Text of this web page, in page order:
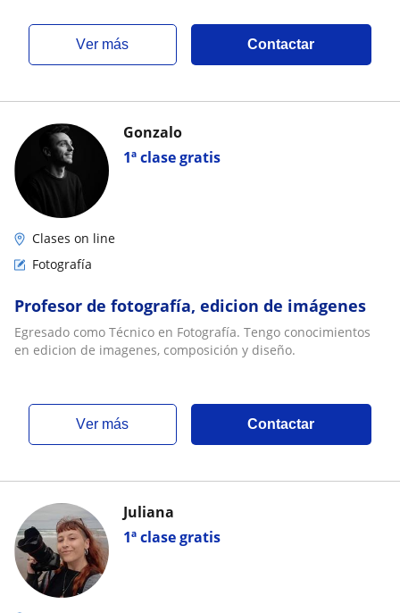
ver más Contactar
1ª clase gratis
Gonzalo
Clases on line
Fotografía
Profesor de fotografía, edicion de imágenes
Egresado como Técnico en Fotografía. Tengo conocimientos
en edicion de imagenes, composición y diseño.
ver más Contactar
1ª clase gratis
Juliana